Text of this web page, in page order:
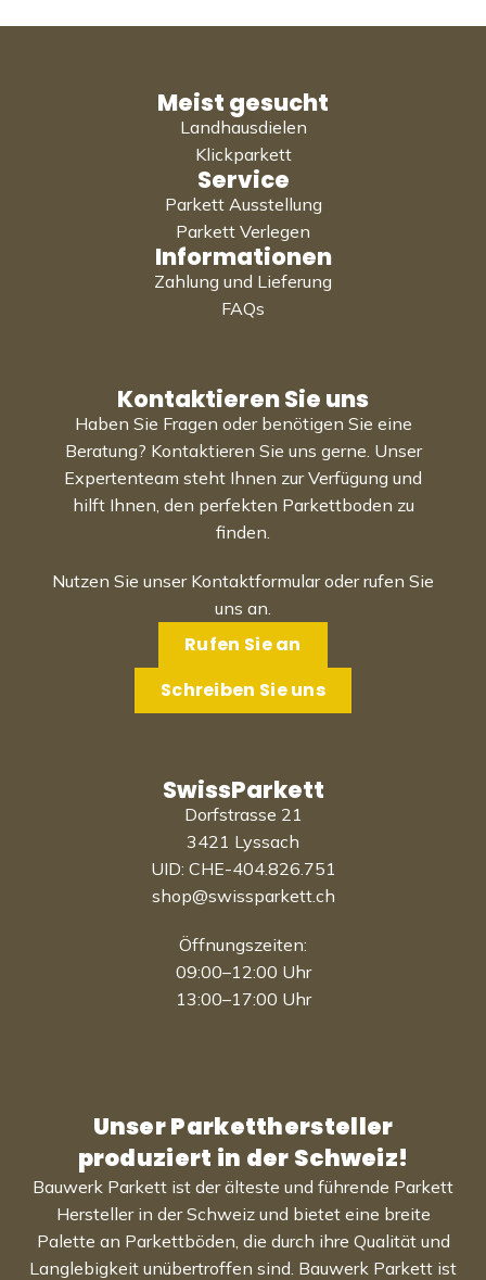
Meist gesucht
Landhausdielen
Klickparkett
Service
Parkett Ausstellung
Parkett Verlegen
Informationen
Zahlung und Lieferung
FAQs
Kontaktieren Sie uns
Haben Sie Fragen oder benötigen Sie eine
Beratung? Kontaktieren Sie uns gerne. Unser
Expertenteam steht Ihnen zur Verfügung und
hilft Ihnen, den perfekten Parkettboden zu
finden.
Nutzen Sie unser Kontaktformular oder rufen Sie
uns an.
Rufen Sie an
Schreiben Sie uns
SwissParkett
Dorfstrasse 21
3421 Lyssach
UID: CHE-404.826.751
shop@swissparkett.ch
Öffnungszeiten:
09:00–12:00 Uhr
13:00–17:00 Uhr
Unser Parketthersteller
produziert in der Schweiz!
Bauwerk Parkett ist der älteste und führende Parkett
Hersteller in der Schweiz und bietet eine breite
Palette an Parkettböden, die durch ihre Qualität und
Langlebigkeit unübertroffen sind. Bauwerk Parkett ist